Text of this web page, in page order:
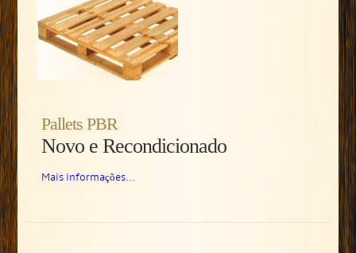
Pallets PBR
Novo e Recondicionado
Mais informações...